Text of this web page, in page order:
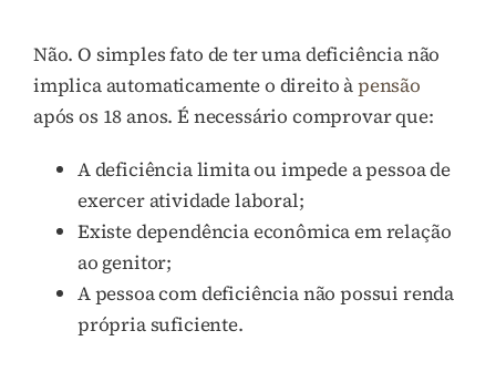
Não. O simples fato de ter uma deficiência não
implica automaticamente o direito àpensão
após os 18 anos. É necessário comprovar que:
A deficiência limita ou impede a pessoa de
exercer atividade laboral;
Existe dependência econômica em relação
ao genitor;
A pessoa com deficiência não possui renda
própria suficiente.